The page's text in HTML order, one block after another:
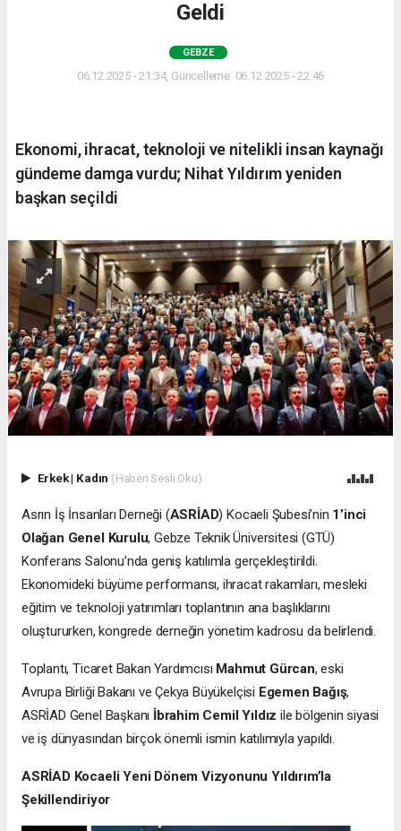
Geldi
GEBZE
06.12.2025 - 21:34, Güncelleme: 06.12.2025 - 22:46
Ekonomi, ihracat, teknoloji ve nitelikli insan kaynağı
gündeme damga vurdu; Nihat Yıldırım yeniden
başkan seçildi
Erkek| Kadın (Haberi Sesli Oku)
Asrın İş İnsanları Derneği (ASRİAD) Kocaeli Şubesi’nin 1’inci
Olağan Genel Kurulu, Gebze Teknik Üniversitesi (GTÜ)
Konferans Salonu’nda geniş katılımla gerçekleştirildi.
Ekonomideki büyüme performansı, ihracat rakamları, mesleki
eğitim ve teknoloji yatırımları toplantının ana başlıklarını
oluştururken, kongrede derneğin yönetim kadrosu da belirlendi.
Toplantı, Ticaret Bakan Yardımcısı Mahmut Gürcan, eski
Avrupa Birliği Bakanı ve Çekya Büyükelçisi Egemen Bağış,
ASRİAD Genel Başkanı İbrahim Cemil Yıldız ile bölgenin siyasi
ve iş dünyasından birçok önemli ismin katılımıyla yapıldı.
ASRİAD Kocaeli Yeni Dönem Vizyonunu Yıldırım’la
Şekillendiriyor